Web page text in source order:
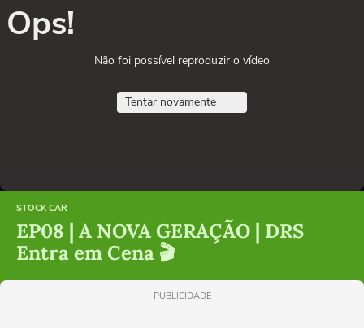
Ops!
Não foi possível reproduzir o vídeo
Tentar novamente
STOCK CAR
EP08 | A NOVA GERAÇÃO | DRS
Entra em Cena 🎬
PUBLICIDADE